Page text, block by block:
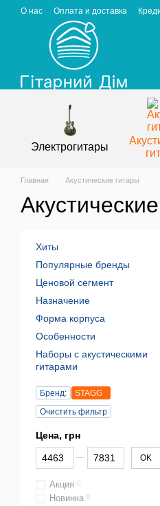
Перейти к основному контенту
О нас Оплата и доставка
Отзывы о магазине
Электрогитары
Главная Акустические гитары
Хиты
Популярные бренды
Ценовой сегмент
Назначение
Форма корпуса
Особенности
Наборы с акустическими
гитарами
Бренд:
STAGG
Очистить фильтр
Цена, грн
От Цена, грн
До Цена, грн OK
Акция 0
Новинка 0